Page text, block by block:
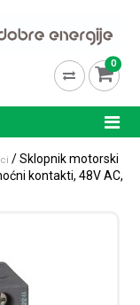
0
/ Sklopnik motorski
kontakti, 48V AC,